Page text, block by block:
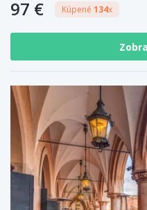
97 € Kúpené 134x